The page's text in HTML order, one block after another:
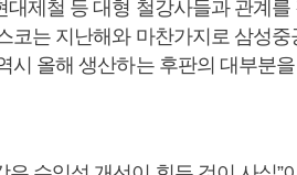
제철 등 대형 철강사들과 관계를
코는 지난해와 마찬가지로 삼성중
시 올해 생산하는 후판의 대부분